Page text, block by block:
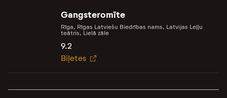
Gangsteromīte
Rīga, Rīgas Latviešu Biedrības nams, Latvijas Leļļu
teātris, Lielā zāle
9.2
Biļetes